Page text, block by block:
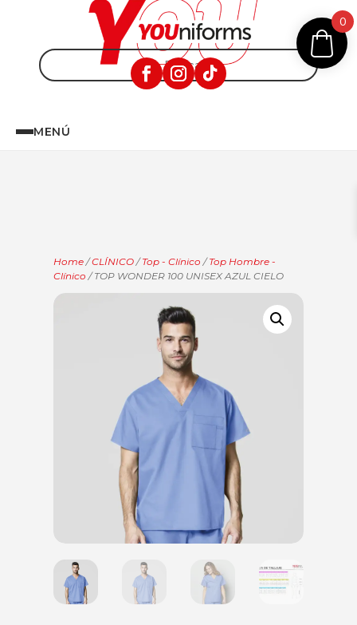
MENÚ
Home /CLÍNICO /Top - Clínico /Top Hombre -
Clínico / TOP WONDER 100 UNISEX AZUL CIELO
0